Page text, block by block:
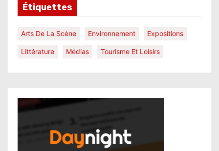
Étiquettes
Arts De La Scène Environnement Expositions
Littérature Médias Tourisme Et Loisirs